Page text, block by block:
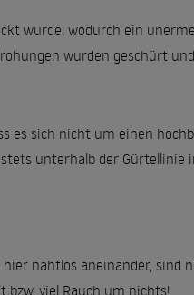
wurde, wodurch ein
wurden geschürt
es sich nicht um einen
unterhalb der Gürtellinie
nahtlos aneinander, sind
viel Rauch um nichts!